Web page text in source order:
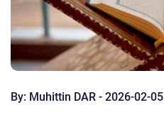
By: Muhittin DAR - 2026-02-05